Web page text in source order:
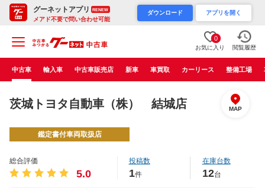
グーネットアプリ RENEW
メアド不要で問い合わせ可能
ダウンロード アプリを開く
0
お気に入り 閲覧履歴
中古車 輸入車 中古車販売店 新車 車買取 カーリース 整備工場
茨城トヨタ自動車（株） 結城店 MAP
鑑定書付車両取扱店
総合評価
5.0
投稿数
1件
在庫台数
12台